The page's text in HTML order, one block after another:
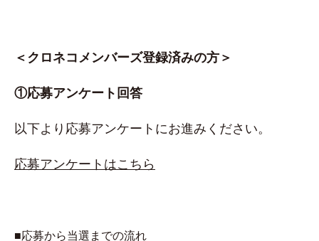
＜クロネコメンバーズ登録済みの方＞
①応募アンケート回答
以下より応募アンケートにお進みください。
応募アンケートはこちら
■応募から当選までの流れ